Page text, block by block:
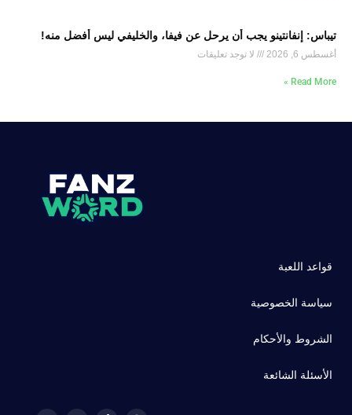
تيباس: إنفانتينو يجب أن يرحل عن فيفا، والخليفي ليس أفضل منه!
أغسطس 6, 2026 لا توجد تعليقات
Read More »
قواعد اللعبة
سياسة الخصوصية
الشروط والأحكام
الأسئلة الشائعة